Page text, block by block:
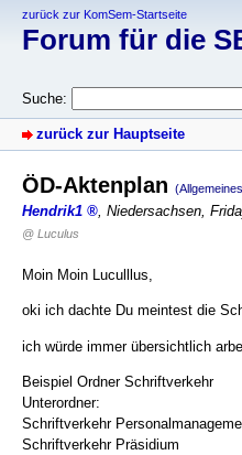
zurück zur KomSem-Startseite
Forum für die
Suche:
zurück zur Hauptseite
ÖD-Aktenplan
Hendrik1 , Niedersachsen,
@ Luculus
Moin Moin Luculllus,
oki ich dachte Du meintest die
ich würde immer übersichtlich
Beispiel Ordner Schriftverkehr
Unterordner:
Schriftverkehr
Schriftverkehr Präsidium